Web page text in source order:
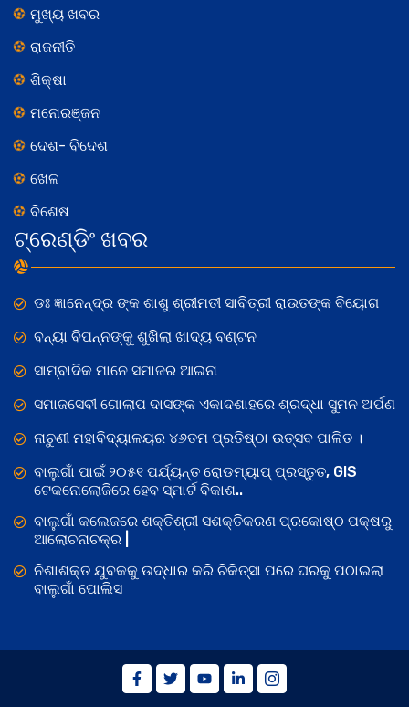
ମୁଖ୍ୟ ଖବର
ରାଜନୀତି
ଶିକ୍ଷା
ମନୋରଞ୍ଜନ
ଦେଶ- ବିଦେଶ
ଖେଳ
ବିଶେଷ
ଟ୍ରେଣ୍ଡିଂ ଖବର
ଡଃ ଜ୍ଞାନେନ୍ଦ୍ର ଙ୍କ ଶାଶୁ ଶ୍ରୀମତୀ ସାବିତ୍ରୀ ରାଉତଙ୍କ ବିୟୋଗ
ବନ୍ୟା ବିପନ୍ନଙ୍କୁ ଶୁଖିଲା ଖାଦ୍ୟ ବଣ୍ଟନ
ସାମ୍ବାଦିକ ମାନେ ସମାଜର ଆଇନା
ସମାଜସେବୀ ଗୋଲାପ ଦାସଙ୍କ ଏକାଦଶାହରେ ଶ୍ରଦ୍ଧା ସୁମନ ଅର୍ପଣ
ନାଚୁଣୀ ମହାବିଦ୍ୟାଳୟର ୪୬ତମ ପ୍ରତିଷ୍ଠା ଉତ୍ସବ ପାଳିତ ।
ବାଲୁଗାଁ ପାଇଁ ୨୦୫୧ ପର୍ଯ୍ୟନ୍ତ ରୋଡମ୍ୟାପ୍ ପ୍ରସ୍ତୁତ, GIS
ଟେକନୋଲୋଜିରେ ହେବ ସ୍ମାର୍ଟ ବିକାଶ..
ବାଲୁଗାଁ କଲେଜରେ ଶକ୍ତିଶ୍ରୀ ସଶକ୍ତିକରଣ ପ୍ରକୋଷ୍ଠ ପକ୍ଷରୁ
ଆଲୋଚନାଚକ୍ର |
ନିଶାଶକ୍ତ ଯୁବକକୁ ଉଦ୍ଧାର କରି ଚିକିତ୍ସା ପରେ ଘରକୁ ପଠାଇଲା
ବାଲୁଗାଁ ପୋଲିସ